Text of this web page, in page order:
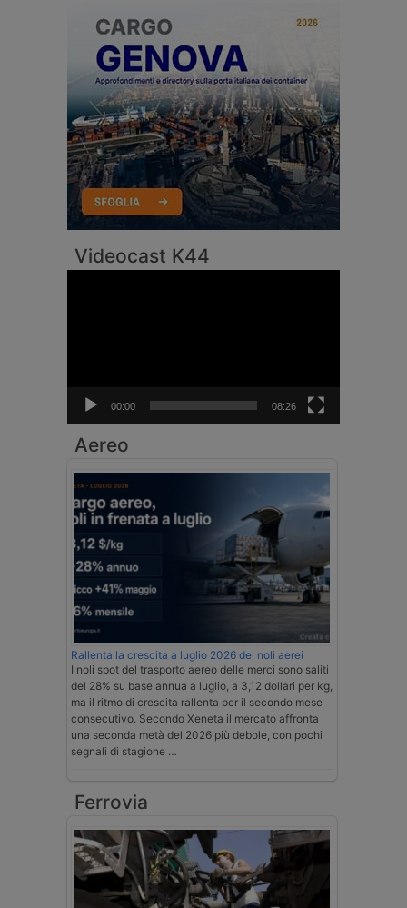
Videocast K44
00:00 08:26
Aereo
Rallenta la crescita a luglio 2026 dei noli aerei
I noli spot del trasporto aereo delle merci sono saliti
del 28% su base annua a luglio, a 3,12 dollari per kg,
ma il ritmo di crescita rallenta per il secondo mese
consecutivo. Secondo Xeneta il mercato affronta
una seconda metà del 2026 più debole, con pochi
segnali di stagione …
Ferrovia